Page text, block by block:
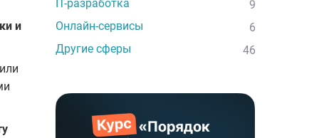
и
IT-разработка
9
Онлайн-сервисы
6
Другие сферы
46